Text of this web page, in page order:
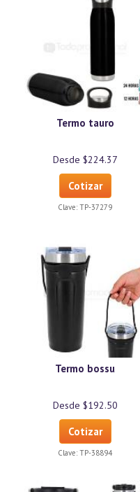
Termo tauro
Desde $224.37
Cotizar
Clave: TP-37279
Termo bossu
Desde $192.50
Cotizar
Clave: TP-38894